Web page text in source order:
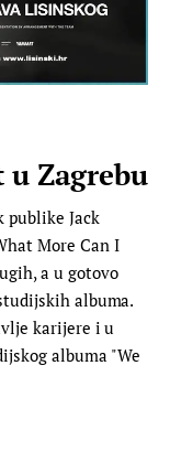
Zagrebu
Jack
More Can I
a u gotovo
albuma.
karijere i u
albuma "We